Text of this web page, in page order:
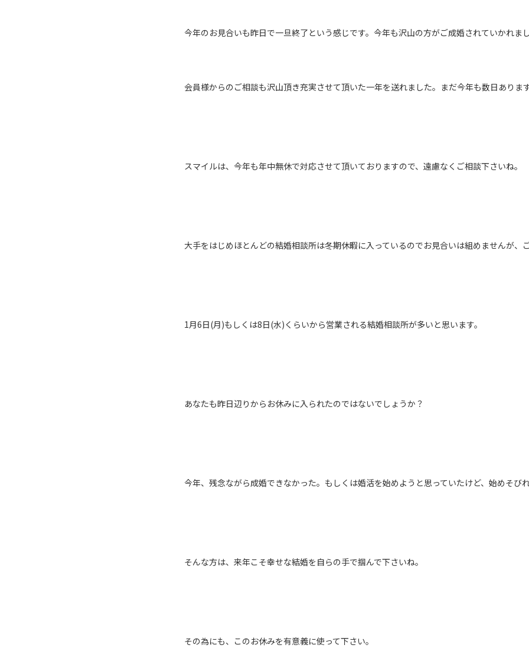
今年のお見合いも昨日で一旦終了という感じです。今年も沢山の方がご成婚されていかれま
会員様からのご相談も沢山頂き充実させて頂いた一年を送れました。まだ今年も数日ありま
スマイルは、今年も年中無休で対応させて頂いておりますので、遠慮なくご相談下さいね。
大手をはじめほとんどの結婚相談所は冬期休暇に入っているのでお見合いは組めませんが、
1月6日(月)もしくは8日(水)くらいから営業される結婚相談所が多いと思います。
あなたも昨日辺りからお休みに入られたのではないでしょうか？
今年、残念ながら成婚できなかった。もしくは婚活を始めようと思っていたけど、始めそび
そんな方は、来年こそ幸せな結婚を自らの手で掴んで下さいね。
その為にも、このお休みを有意義に使って下さい。